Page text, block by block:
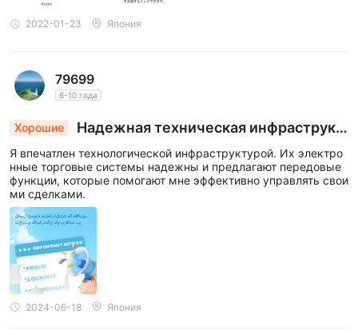
2022-01-23 Япония
79699
6-10 года
Хорошие
Надежная техническая инфраструкт
ура повышает эффективность торговли
Я впечатлен технологической инфраструктурой. Их электро
нные торговые системы надежны и предлагают передовые
функции, которые помогают мне эффективно управлять свои
ми сделками.
2024-06-18 Япония